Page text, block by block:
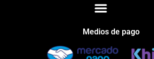
Medios de pago